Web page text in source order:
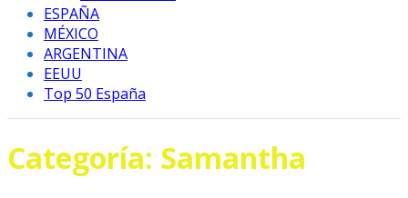
ESPAÑA
MÉXICO
ARGENTINA
EEUU
Top 50 España
Categoría: Samantha